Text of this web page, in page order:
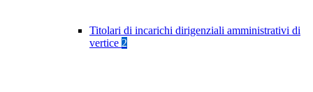
Titolari di incarichi dirigenziali amministrativi di
vertice 2